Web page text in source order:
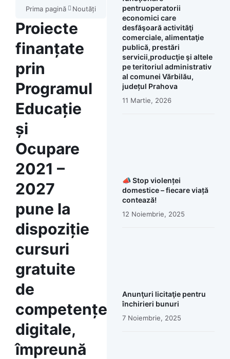
Prima pagină Noutăți
Proiecte
finanțate
prin
Programul
Educație
și
Ocupare
2021 –
2027
pune la
dispoziție
cursuri
gratuite
de
competențe
digitale,
împreună
pentruoperatorii
economici care
desfăşoară activităţi
comerciale, alimentaţie
publică, prestări
servicii,producţie şi altele
pe teritoriul administrativ
al comunei Vărbilău,
județul Prahova
11 Martie, 2026
📣 Stop violenței
domestice – fiecare viață
contează!
12 Noiembrie, 2025
Anunţuri licitaţie pentru
închirieri bunuri
7 Noiembrie, 2025